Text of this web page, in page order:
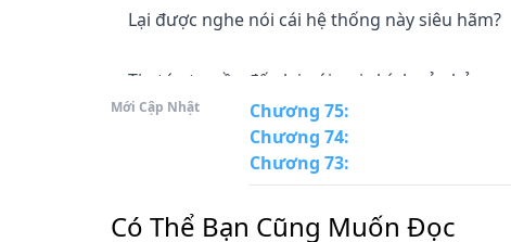
Lại được nghe nói cái hệ thống này siêu hãm?
Tin tức truyền đến lại nói  vai chính của bản
Nghe đâu mình phải tranh nam nhân với nữ
Mới Cập Nhật Chương 75:
Chương 74:
Chương 73:
Có Thể Bạn Cũng Muốn Đọc